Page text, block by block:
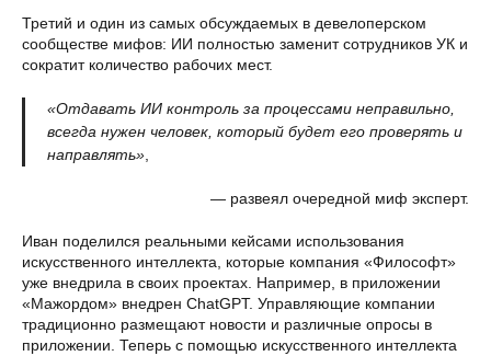
Третий и один из самых обсуждаемых в девелоперском
сообществе мифов: ИИ полностью заменит сотрудников УК и
сократит количество рабочих мест.
«Отдавать ИИ контроль за процессами неправильно,
всегда нужен человек, который будет его проверять и
направлять»
— развеял очередной миф эксперт.
Иван поделился реальными кейсами использования
искусственного интеллекта, которые компания «Философт»
уже внедрила в своих проектах. Например, в приложении
«Мажордом» внедрен ChatGPT. Управляющие компании
традиционно размещают новости и различные опросы в
приложении. Теперь с помощью искусственного интеллекта